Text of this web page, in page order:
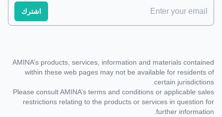
AMINA’s products, services, information and materials contained
within these web pages may not be available for residents of
certain jurisdictions.
Please consult AMINA’s terms and conditions or applicable sales
restrictions relating to the products or services in question for
further information.